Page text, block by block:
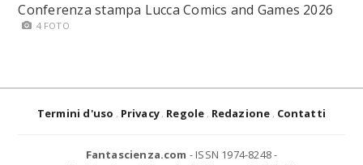
Conferenza stampa Lucca Comics and Games 2026
4 FOTO
Termini d'uso Privacy Regole Redazione Contatti
Fantascienza.com - ISSN 1974-8248 -